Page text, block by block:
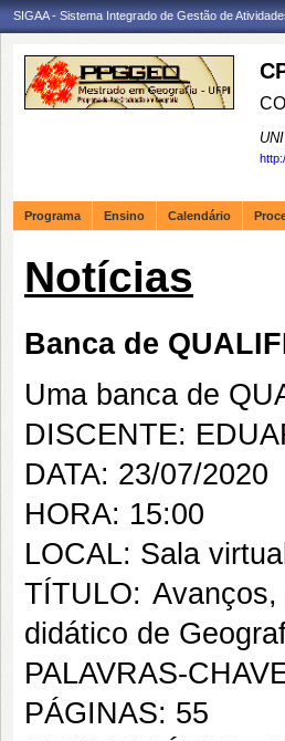
SIGAA - Sistema Integrado de Gestão de
Programa Ensino Calendário
Notícias
Banca de
Uma banca de
DISCENTE:
DATA: 23/07/2020
HORA: 15:00
LOCAL: Sala
TÍTULO:
didático de
PALAVRAS-
PÁGINAS: 55